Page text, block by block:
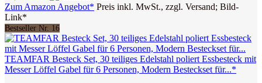
Zum Amazon Angebot* Preis inkl. MwSt., zzgl. Versand; Bild-
Link*
Bestseller Nr. 16
TEAMFAR Besteck Set, 30 teiliges Edelstahl poliert Essbesteck mit
Messer Löffel Gabel für 6 Personen, Modern Besteckset für...*